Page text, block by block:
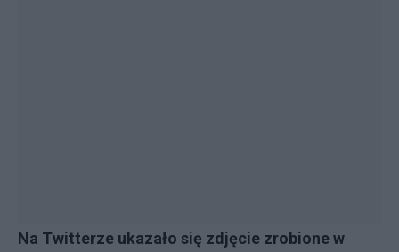
Na Twitterze ukazało się zdjęcie zrobione w